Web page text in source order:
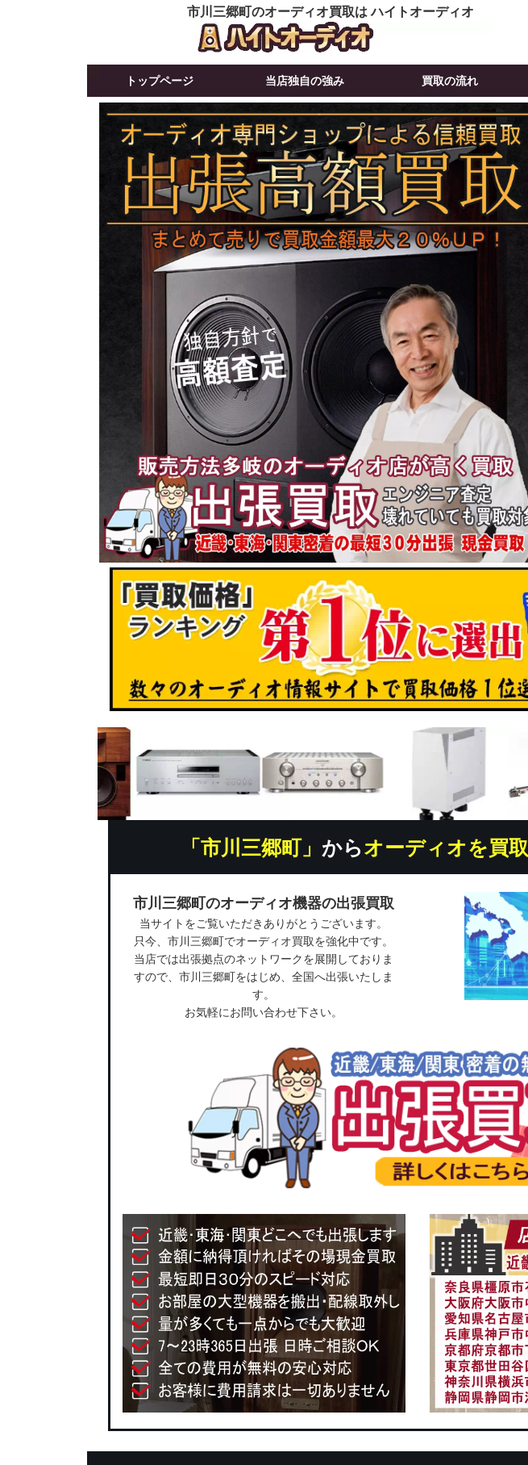
市川三郷町のオーディオ買取は ハイトオーディオ
「市川三郷町」 からオーディオを買取
市川三郷町のオーディオ機器の出張買取
当サイトをご覧いただきありがとうございます。
只今、市川三郷町でオーディオ買取を強化中です。
当店では出張拠点のネットワークを展開しておりま
すので、市川三郷町をはじめ、全国へ出張いたしま
す。
お気軽にお問い合わせ下さい。
トップページ 当店独自の強み 買取の流れ